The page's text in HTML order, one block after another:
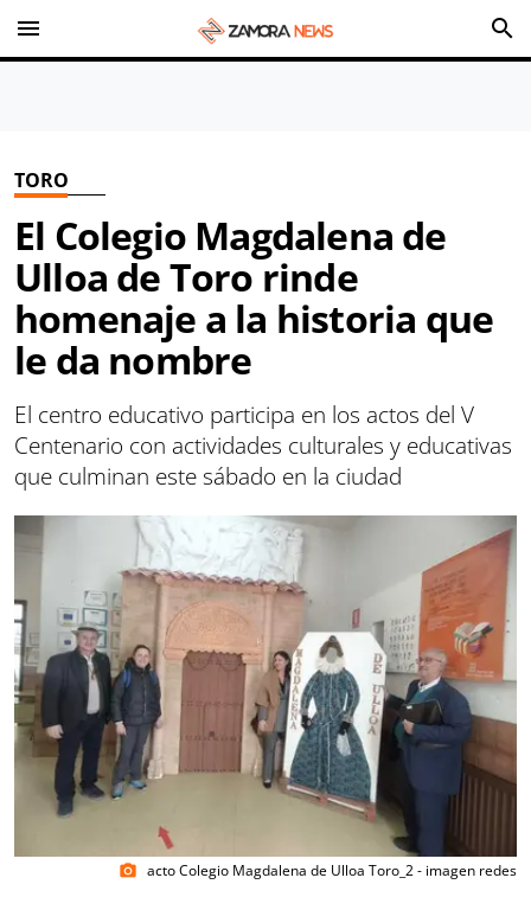
menu search
TORO
El Colegio Magdalena de
Ulloa de Toro rinde
homenaje a la historia que
le da nombre
El centro educativo participa en los actos del V
Centenario con actividades culturales y educativas
que culminan este sábado en la ciudad
photo_camera acto Colegio Magdalena de Ulloa Toro_2 - imagen redes